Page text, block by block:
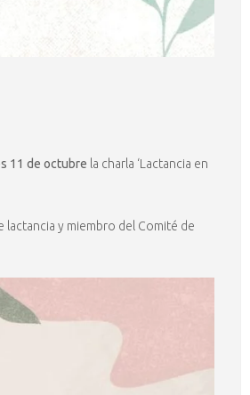
11 de octubre la charla ‘Lactancia en
lactancia y miembro del Comité de